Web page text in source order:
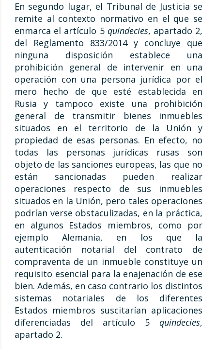
En segundo lugar, el Tribunal de Justicia se
remite al contexto normativo en el que se
enmarca el artículo 5 quindecies, apartado 2,
del Reglamento 833/2014 y concluye que
ninguna disposición establece una
prohibición general de intervenir en una
operación con una persona jurídica por el
mero hecho de que esté establecida en
Rusia y tampoco existe una prohibición
general de transmitir bienes inmuebles
situados en el territorio de la Unión y
propiedad de esas personas. En efecto, no
todas las personas jurídicas rusas son
objeto de las sanciones europeas, las que no
están sancionadas pueden realizar
operaciones respecto de sus inmuebles
situados en la Unión, pero tales operaciones
podrían verse obstaculizadas, en la práctica,
en algunos Estados miembros, como por
ejemplo Alemania, en los que la
autenticación notarial del contrato de
compraventa de un inmueble constituye un
requisito esencial para la enajenación de ese
bien. Además, en caso contrario los distintos
sistemas notariales de los diferentes
Estados miembros suscitarían aplicaciones
diferenciadas del artículo 5 quindecies,
apartado 2.